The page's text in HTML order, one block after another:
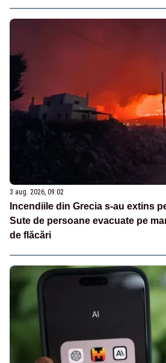
3 aug. 2026, 09:02
Incendiile din Grecia s-au extins
Sute de persoane evacuate pe
de flăcări